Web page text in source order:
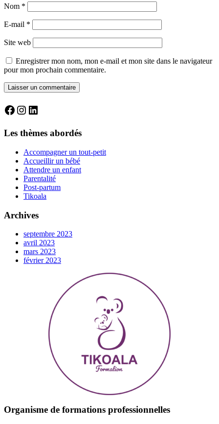
Nom *
E-mail *
Site web
Enregistrer mon nom, mon e-mail et mon site dans le navigateur
pour mon prochain commentaire.
Facebook
Instagram
LinkedIn
Les thèmes abordés
Accompagner un tout-petit
Accueillir un bébé
Attendre un enfant
Parentalité
Post-partum
Tikoala
Archives
septembre 2023
avril 2023
mars 2023
février 2023
Organisme de formations professionnelles